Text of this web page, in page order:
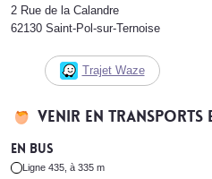
2 Rue de la Calandre
62130 Saint-Pol-sur-Ternoise
Trajet Waze
Venir en transports
En bus
Ligne 435, à 335 m